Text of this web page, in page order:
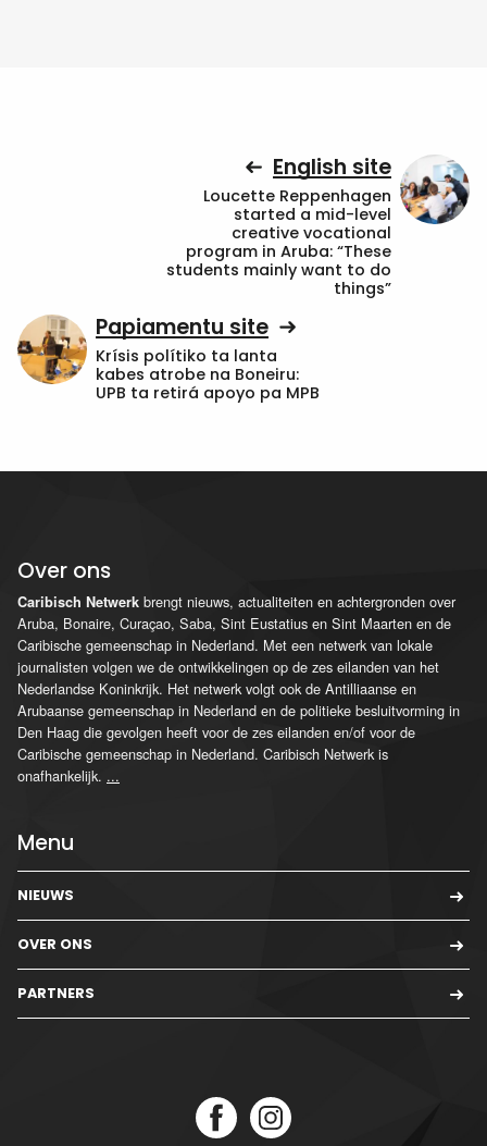
English site
Loucette Reppenhagen
started a mid-level
creative vocational
program in Aruba: “These
students mainly want to do
things”
Papiamentu site
Krísis polítiko ta lanta
kabes atrobe na Boneiru:
UPB ta retirá apoyo pa MPB
Over ons
Caribisch Netwerk brengt nieuws, actualiteiten en achtergronden over
Aruba, Bonaire, Curaçao, Saba, Sint Eustatius en Sint Maarten en de
Caribische gemeenschap in Nederland. Met een netwerk van lokale
journalisten volgen we de ontwikkelingen op de zes eilanden van het
Nederlandse Koninkrijk. Het netwerk volgt ook de Antilliaanse en
Arubaanse gemeenschap in Nederland en de politieke besluitvorming in
Den Haag die gevolgen heeft voor de zes eilanden en/of voor de
Caribische gemeenschap in Nederland. Caribisch Netwerk is
onafhankelijk. ...
Menu
NIEUWS
OVER ONS
PARTNERS